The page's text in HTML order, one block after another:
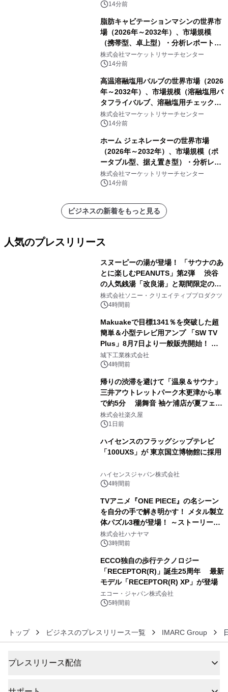
トフリーザー、その他）・分析レポー
14分前
脂肪キャビテーションマシンの世界市
場（2026年～2032年）、市場規模
（携帯型、卓上型）・分析レポートを
発表
株式会社マーケットリサーチセンター
14分前
高温溶融塩用バルブの世界市場（2026
年～2032年）、市場規模（溶融塩用バ
タフライバルブ、溶融塩用チェックバ
ルブ、溶融塩用ゲートバルブ、Y型溶
融塩用グローブバルブ、電動式溶融塩
用遮断バルブ）・分析レポートを発表
株式会社マーケットリサーチセンター
14分前
ホーム ジェネレーターの世界市場
（2026年～2032年）、市場規模（ポ
ータブル型、据え置き型）・分析レポ
ートを発表
株式会社マーケットリサーチセンター
14分前
ビジネスの新着をもっと見る
人気のプレスリリース
スヌーピーの湯が登場！ 「サウナのあ
とに楽しむPEANUTS」第2弾 渋谷
の人気銭湯「改良湯」と期間限定のコ
ラボレーション サウナイキタイコラ
ボグッズも発売決定！
株式会社ソニー・クリエイティブプロダクツ
4時間前
Makuakeで目標1341％を突破した超
簡単＆小型テレビ用アンプ 「SW TV
Plus」8月7日より一般販売開始！ ケ
ーブル1本つなぐだけ、テレビの音が
ぐっと豊かに
城下工業株式会社
4時間前
帰りの渋滞を避けて「温泉＆サウナ」
三井アウトレットパーク木更津から車
で約5分 湯舞音 袖ケ浦店が夏フェア
メニューを提供
株式会社楽久屋
1日前
ハイセンスのフラッグシップテレビ
「100UXS」が 東京国立博物館に採用
ハイセンスジャパン株式会社
4時間前
TVアニメ『ONE PIECE』の名シーン
を自分の手で解き明かす！ メタル製立
体パズル3種が登場！ ～ストーリーと
ギミックが融合した 大人の体験型パズ
ルが8月7日(金)12時より先行予約受付
株式会社ハナヤマ
3時間前
ECCO独自の歩行テクノロジー
「RECEPTOR(R)」誕生25周年 最新
モデル「RECEPTOR(R) XP」が登場
エコー・ジャパン株式会社
5時間前
トップ ビジネスのプレスリリース一覧 IMARC Group
プレスリリース配信